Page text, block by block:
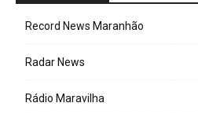
Record News Maranhão
Radar News
Rádio Maravilha